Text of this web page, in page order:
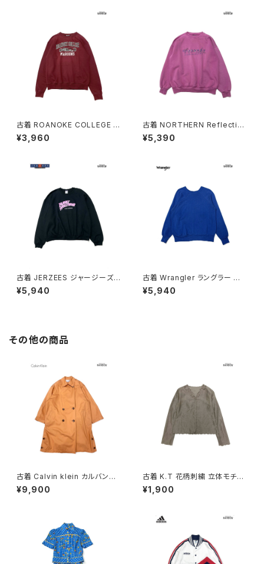
古着 ROANOKE COLLEGE M
AROONS カレッジロゴ 長袖 ス
ウェット トレーナー 赤 ボルドー
¥3,960
古着 NORTHERN Reflection
s 刺繍 ロゴ 長袖 スウェット ト
レーナー ピンク 紫 (ttu26030
¥5,390
古着 JERZEES ジャージーズ P
LANET HOLLYWOOD ロゴ
長袖 スウェット トレーナー 黒 (t
¥5,940
古着 Wrangler ラングラー 無
地 長袖 スウェット トレーナー
青 (ttu2603099)
¥5,940
その他の商品
古着 Calvin klein カルバンク
ライン ライナー付き 無地 コット
ン 長袖 アウター ライトコート
¥9,900
古着 K.T 花柄刺繍 立体モチー
フ 前開き 無地 リネン 長袖 ブラ
ウス こげ茶 (ttu2509069)
¥1,900